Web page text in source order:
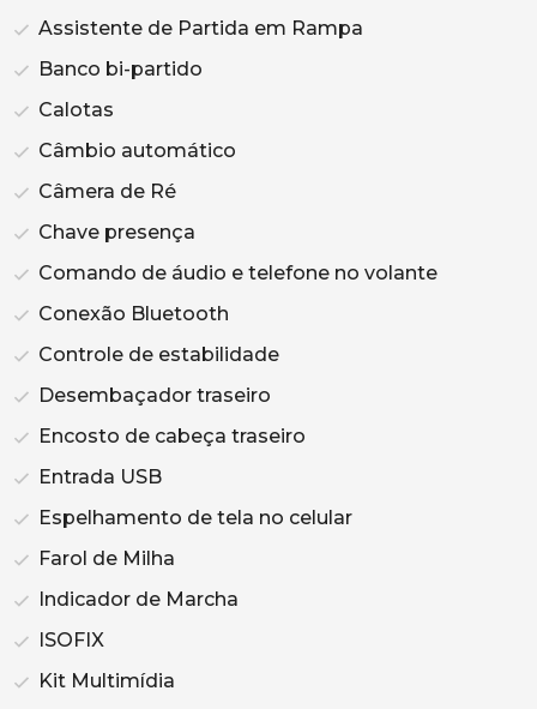
Assistente de Partida em Rampa
Banco bi-partido
Calotas
Câmbio automático
Câmera de Ré
Chave presença
Comando de áudio e telefone no volante
Conexão Bluetooth
Controle de estabilidade
Desembaçador traseiro
Encosto de cabeça traseiro
Entrada USB
Espelhamento de tela no celular
Farol de Milha
Indicador de Marcha
ISOFIX
Kit Multimídia